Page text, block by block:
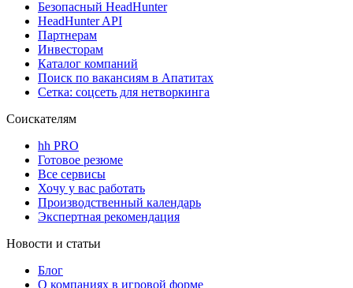
Безопасный HeadHunter
HeadHunter API
Партнерам
Инвесторам
Каталог компаний
Поиск по вакансиям в Апатитах
Сетка: соцсеть для нетворкинга
Соискателям
hh PRO
Готовое резюме
Все сервисы
Хочу у вас работать
Производственный календарь
Экспертная рекомендация
Новости и статьи
Блог
О компаниях в игровой форме